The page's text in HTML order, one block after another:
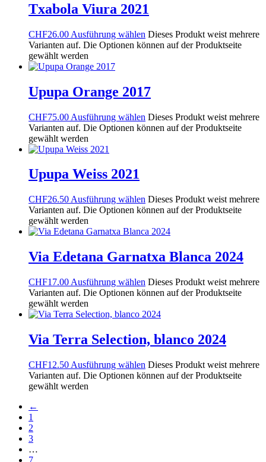
Txabola Viura 2021
CHF26.00 Ausführung wählen Dieses Produkt weist mehrere
Varianten auf. Die Optionen können auf der Produktseite
gewählt werden
Upupa Orange 2017
CHF75.00 Ausführung wählen Dieses Produkt weist mehrere
Varianten auf. Die Optionen können auf der Produktseite
gewählt werden
Upupa Weiss 2021
CHF26.50 Ausführung wählen Dieses Produkt weist mehrere
Varianten auf. Die Optionen können auf der Produktseite
gewählt werden
Via Edetana Garnatxa Blanca 2024
CHF17.00 Ausführung wählen Dieses Produkt weist mehrere
Varianten auf. Die Optionen können auf der Produktseite
gewählt werden
Via Terra Selection, blanco 2024
CHF12.50 Ausführung wählen Dieses Produkt weist mehrere
Varianten auf. Die Optionen können auf der Produktseite
gewählt werden
←
1
2
3
…
7